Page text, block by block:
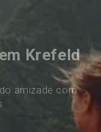
Krefeld
amizade com